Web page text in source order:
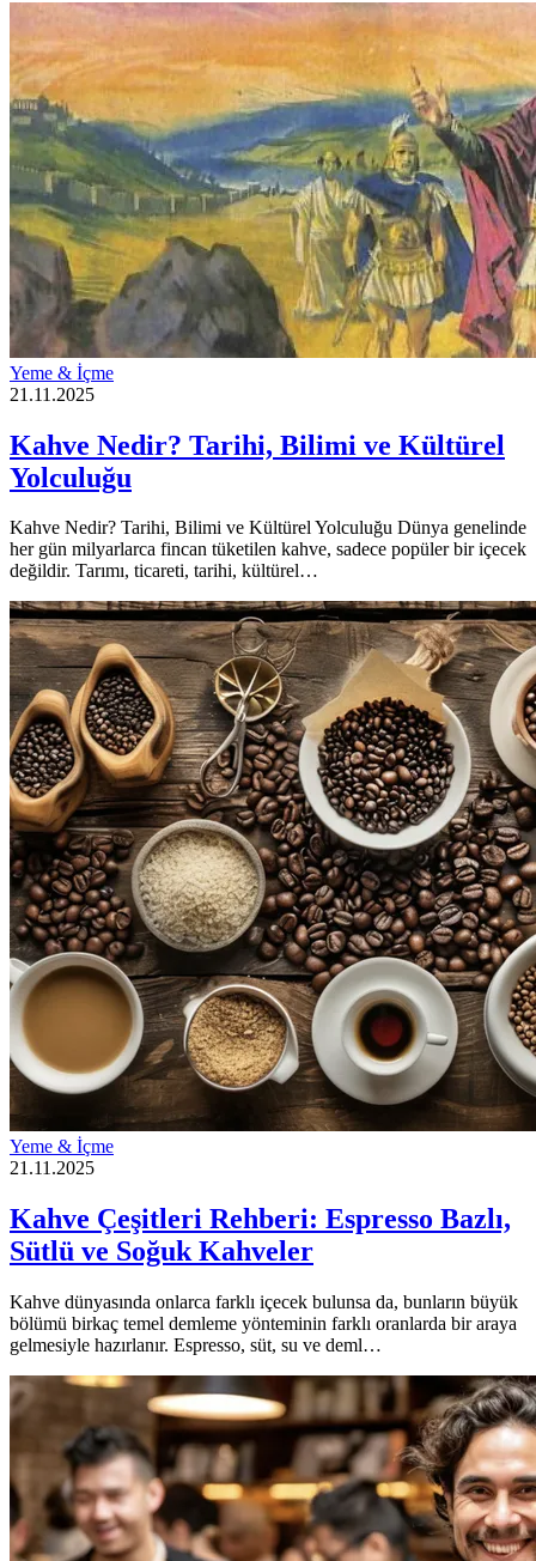
Yeme & İçme
21.11.2025
Kahve Nedir? Tarihi, Bilimi ve Kültürel
Yolculuğu
Kahve Nedir? Tarihi, Bilimi ve Kültürel Yolculuğu Dünya genelinde
her gün milyarlarca fincan tüketilen kahve, sadece popüler bir içecek
değildir. Tarımı, ticareti, tarihi, kültürel…
Yeme & İçme
21.11.2025
Kahve Çeşitleri Rehberi: Espresso Bazlı,
Sütlü ve Soğuk Kahveler
Kahve dünyasında onlarca farklı içecek bulunsa da, bunların büyük
bölümü birkaç temel demleme yönteminin farklı oranlarda bir araya
gelmesiyle hazırlanır. Espresso, süt, su ve deml…